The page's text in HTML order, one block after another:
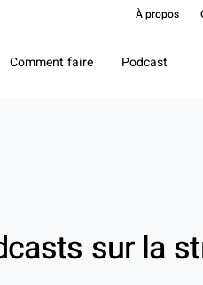
À propos
Comment faire Podcast
sur la